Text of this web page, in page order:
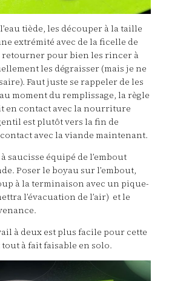
tiède, les découper à la taille
extrémité avec de la ficelle de
retourner pour bien les rincer à
les dégraisser (mais je ne
Faut juste se rappeler de les
moment du remplissage, la règle
en contact avec la nourriture
est plutôt vers la fin de
avec la viande maintenant.
saucisse équipé de l’embout
Poser le boyau sur l’embout,
à la terminaison avec un pique-
l’évacuation de l’air) et le
à deux est plus facile pour cette
tout à fait faisable en solo.